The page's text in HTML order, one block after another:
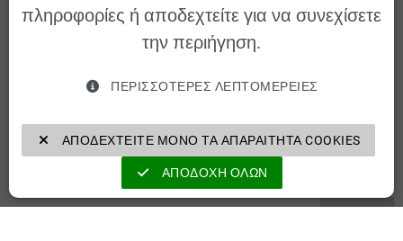
πληροφορίες ή αποδεχτείτε για να συνεχίσετε
την περιήγηση.
ΠΕΡΙΣΣΌΤΕΡΕΣ ΛΕΠΤΟΜΈΡΕΙΕΣ
ΑΠΟΔΕΧΤΕΊΤΕ ΜΌΝΟ ΤΑ ΑΠΑΡΑΊΤΗΤΑ COOKIES
ΑΠΟΔΟΧΉ ΌΛΩΝ